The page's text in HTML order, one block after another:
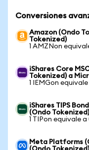
Conversiones
Amazon (Ondo
Tokenized)
1 AMZNon
iShares Core
Tokenized) a
1 IEMGon
iShares TIPS
(Ondo Tokenized)
1 TIPon equivale a
Meta Platforms